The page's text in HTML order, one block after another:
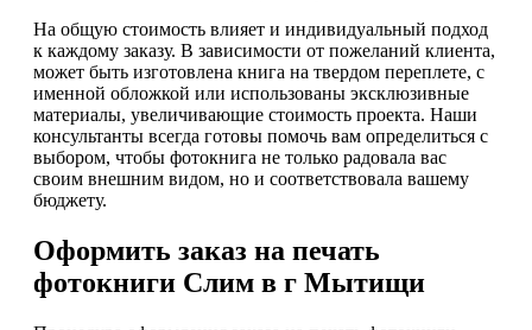
На общую стоимость влияет и индивидуальный подход
к каждому заказу. В зависимости от пожеланий клиента,
может быть изготовлена книга на твердом переплете, с
именной обложкой или использованы эксклюзивные
материалы, увеличивающие стоимость проекта. Наши
консультанты всегда готовы помочь вам определиться с
выбором, чтобы фотокнига не только радовала вас
своим внешним видом, но и соответствовала вашему
бюджету.
Оформить заказ на печать
фотокниги Слим в г Мытищи